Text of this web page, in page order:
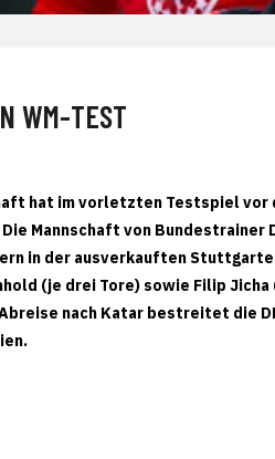
WM-TEST
hat im vorletzten Testspiel
Mannschaft von Bundestrainer
in der ausverkauften
(je drei Tore) sowie Filip
nach Katar bestreitet die